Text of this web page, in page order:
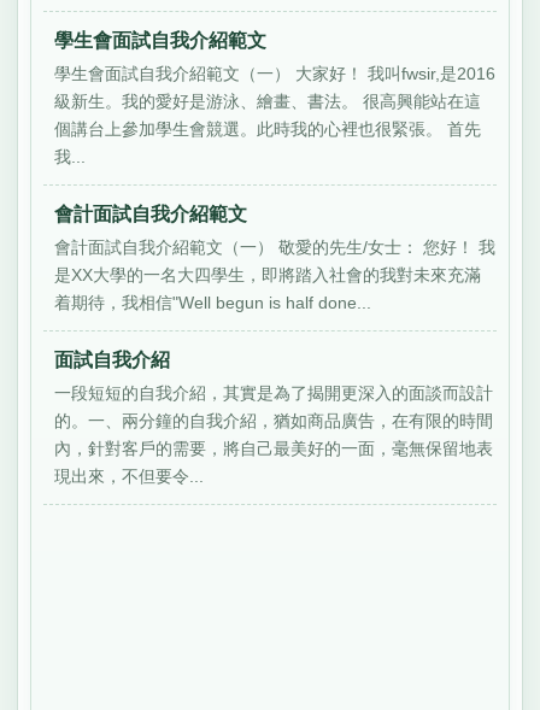
學生會面試自我介紹範文
學生會面試自我介紹範文（一） 大家好！ 我叫fwsir,是2016
級新生。我的愛好是游泳、繪畫、書法。 很高興能站在這
個講台上參加學生會競選。此時我的心裡也很緊張。 首先
我...
會計面試自我介紹範文
會計面試自我介紹範文（一） 敬愛的先生/女士： 您好！ 我
是XX大學的一名大四學生，即將踏入社會的我對未來充滿
着期待，我相信"Well begun is half done...
面試自我介紹
一段短短的自我介紹，其實是為了揭開更深入的面談而設計
的。一、兩分鐘的自我介紹，猶如商品廣告，在有限的時間
內，針對客戶的需要，將自己最美好的一面，毫無保留地表
現出來，不但要令...